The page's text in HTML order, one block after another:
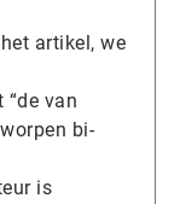
artikel, we
“de van
bi-
is